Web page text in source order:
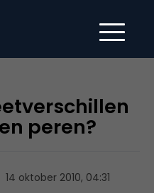
peren?
14 oktober 2010, 04:31